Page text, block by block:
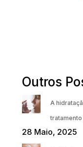
Outros
A
28 Maio, 2025